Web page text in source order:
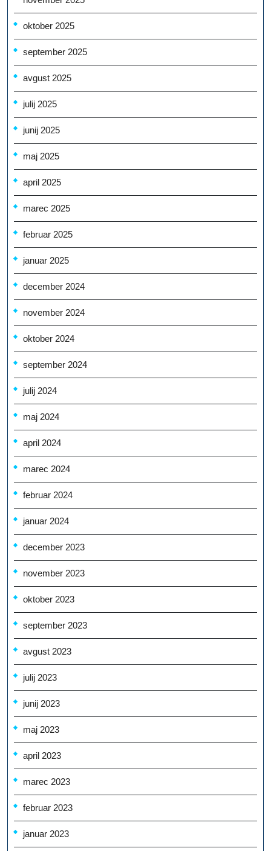
oktober 2025
september 2025
avgust 2025
julij 2025
junij 2025
maj 2025
april 2025
marec 2025
februar 2025
januar 2025
december 2024
november 2024
oktober 2024
september 2024
julij 2024
maj 2024
april 2024
marec 2024
februar 2024
januar 2024
december 2023
november 2023
oktober 2023
september 2023
avgust 2023
julij 2023
junij 2023
maj 2023
april 2023
marec 2023
februar 2023
januar 2023